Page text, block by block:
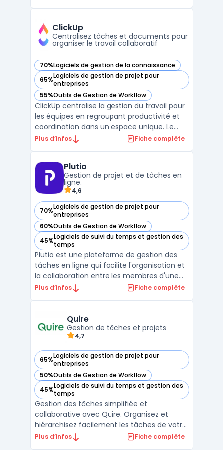
efficace et productive. One2Team : La
plateforme One2Team ...
ClickUp
Centralisez tâches et documents pour
organiser le travail collaboratif
70%Logiciels de gestion de la connaissance
— voir ClickUp dans cette catégorie
65%Logiciels de gestion de projet pour
entreprises
— voir ClickUp dans cette catégorie
55%Outils de Gestion de Workflow
— voir ClickUp dans cette catégorie
ClickUp centralise la gestion du travail pour
les équipes en regroupant productivité et
coordination dans un espace unique. Le
logiciel facilite le suivi quotidien des tâches,
objectifs, tout en simplifiant l’accès à
l’informat ...
Plus d’infos Fiche complète
Plutio
Gestion de projet et de tâches en
ligne.
4,6
70%Logiciels de gestion de projet pour
entreprises
— voir Plutio dans cette catégorie
60%Outils de Gestion de Workflow
— voir Plutio dans cette catégorie
45%Logiciels de suivi du temps et gestion des
temps
— voir Plutio dans cette catégorie
Plutio est une plateforme de gestion des
tâches en ligne qui facilite l'organisation et
la collaboration entre les membres d'une
équipe. Elle comprend des fonctionnalités
calendriers, les fichiers et la messager ...
Plus d’infos Fiche complète
Quire
Gestion de tâches et projets
4,7
65%Logiciels de gestion de projet pour
entreprises
— voir Quire dans cette catégorie
50%Outils de Gestion de Workflow
— voir Quire dans cette catégorie
45%Logiciels de suivi du temps et gestion des
temps
— voir Quire dans cette catégorie
Gestion des tâches simplifiée et
collaborative avec Quire. Organisez et
hiérarchisez facilement les tâches de votre
projet entre plusieurs équipes en temps
Plus d’infos Fiche complète